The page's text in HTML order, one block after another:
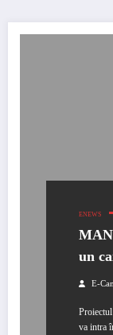
ENEWS
un
E-
va intra